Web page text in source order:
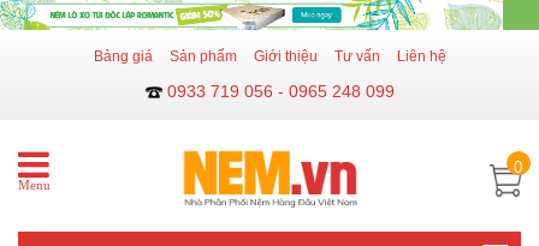
Bảng giá Sản phẩm Giới thiệu Tư vấn Liên hệ
0933 719 056 - 0965 248 099
Menu
0